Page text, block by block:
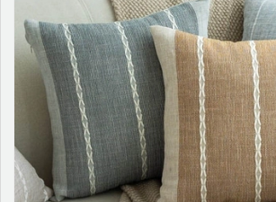
CÂY GIẢ TRANG TRÍ TIỂU
TƯỜNG CÂY GIẢ KHĂN TRẢI